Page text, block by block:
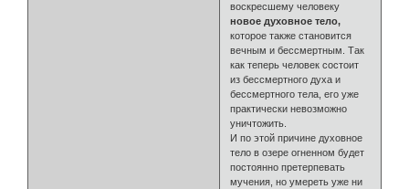
воскресшему человеку
новое духовное тело,
которое также становится
вечным и бессмертным. Так
как теперь человек состоит
из бессмертного духа и
бессмертного тела, его уже
практически невозможно
уничтожить.
И по этой причине духовное
тело в озере огненном будет
постоянно претерпевать
мучения, но умереть уже ни